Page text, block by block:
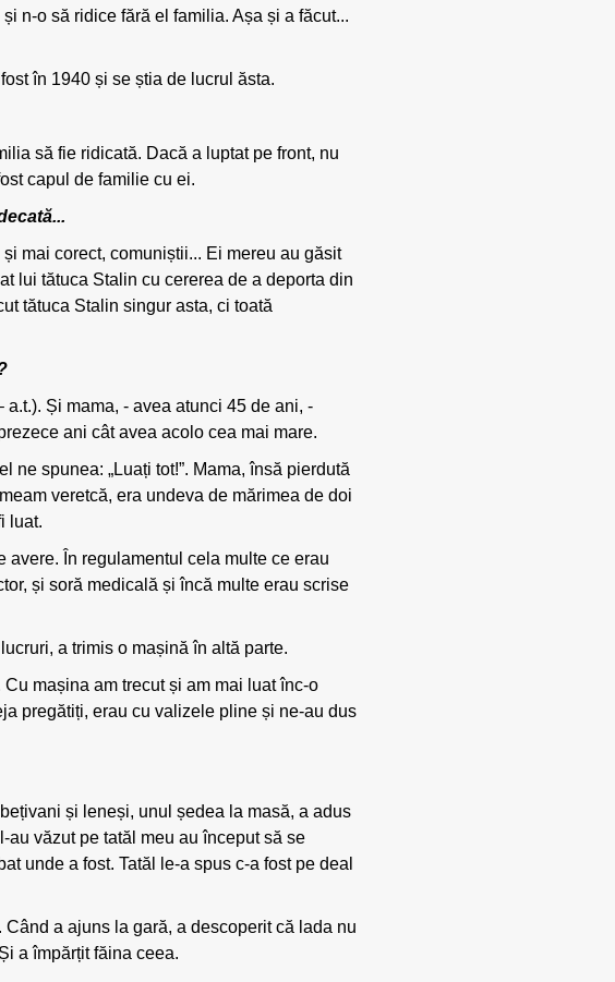
n-o să ridice fără el familia. Așa și a făcut...
în 1940 și se știa de lucrul ăsta.
să fie ridicată. Dacă a luptat pe front, nu
capul de familie cu ei.
mai corect, comuniștii... Ei mereu au găsit
lui tătuca Stalin cu cererea de a deporta din
tătuca Stalin singur asta, ci toată
Și mama, - avea atunci 45 de ani, -
ani cât avea acolo cea mai mare.
spunea: „Luați tot!”. Mama, însă pierdută
veretcă, era undeva de mărimea de doi
luat.
avere. În regulamentul cela multe ce erau
și soră medicală și încă multe erau scrise
a trimis o mașină în altă parte.
mașina am trecut și am mai luat înc-o
pregătiți, erau cu valizele pline și ne-au dus
și leneși, unul ședea la masă, a adus
văzut pe tatăl meu au început să se
unde a fost. Tatăl le-a spus c-a fost pe deal
a ajuns la gară, a descoperit că lada nu
a împărțit făina ceea.